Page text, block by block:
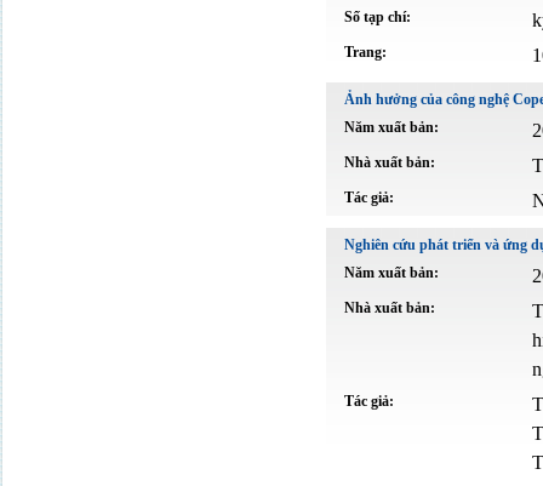
Số tạp chí:
Trang:
Ảnh hưởng của công nghệ
Năm xuất bản:
Nhà xuất bản:
Tác giả:
Nghiên cứu phát triển và ứng
Năm xuất bản:
Nhà xuất bản:
Tác giả: